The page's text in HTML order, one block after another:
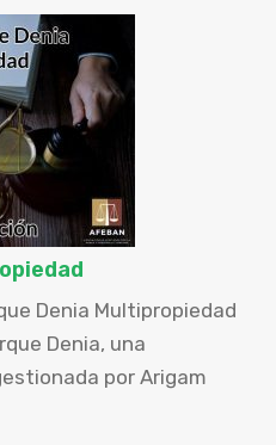
Denia Multipropiedad
Denia, una
por Arigam